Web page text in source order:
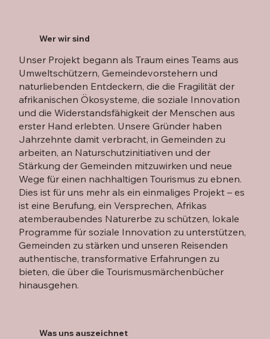
Wer wir sind
Unser Projekt begann als Traum eines Teams aus
Umweltschützern, Gemeindevorstehern und
naturliebenden Entdeckern, die die Fragilität der
afrikanischen Ökosysteme, die soziale Innovation
und die Widerstandsfähigkeit der Menschen aus
erster Hand erlebten. Unsere Gründer haben
Jahrzehnte damit verbracht, in Gemeinden zu
arbeiten, an Naturschutzinitiativen und der
Stärkung der Gemeinden mitzuwirken und neue
Wege für einen nachhaltigen Tourismus zu ebnen.
Dies ist für uns mehr als ein einmaliges Projekt – es
ist eine Berufung, ein Versprechen, Afrikas
atemberaubendes Naturerbe zu schützen, lokale
Programme für soziale Innovation zu unterstützen,
Gemeinden zu stärken und unseren Reisenden
authentische, transformative Erfahrungen zu
bieten, die über die Tourismusmärchenbücher
hinausgehen.
Was uns auszeichnet